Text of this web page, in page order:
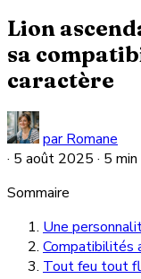
Lion
sa
caractère
par Romane
· 5 août 2025 · 5
Sommaire
Une
Compatibilités
Tout feu tout